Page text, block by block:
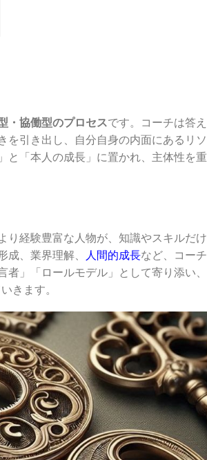
・協働型のプロセスです。コーチは答え
を引き出し、自分自身の内面にあるリソ
と「本人の成長」に置かれ、主体性を重
り経験豊富な人物が、知識やスキルだけ
、業界理解、
人間的成長など、コーチ
」「ロールモデル」として寄り添い、
きます。